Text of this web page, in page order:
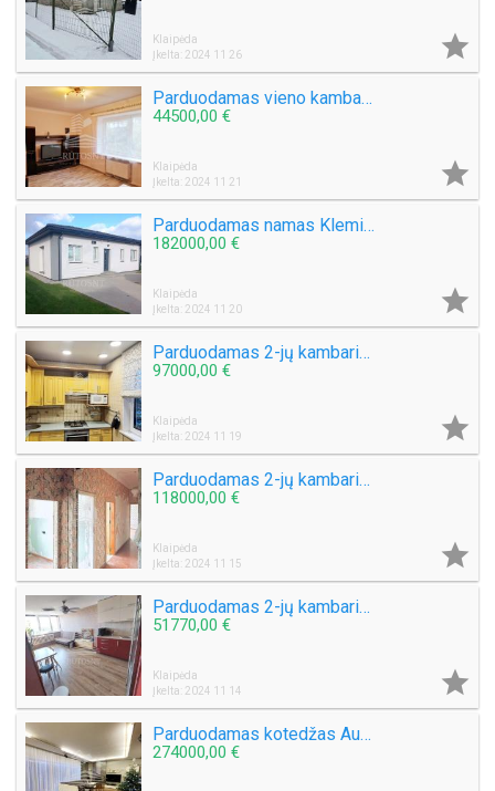
Klaipėda
Įkelta: 2024 11 26

Parduodamas vieno kambario butas Žalgirio g.
44500,00 €
Klaipėda
Įkelta: 2024 11 21

Parduodamas namas Klemiškės II k.
182000,00 €
Klaipėda
Įkelta: 2024 11 20

Parduodamas 2-jų kambarių su holu butas Varpų g.
97000,00 €
Klaipėda
Įkelta: 2024 11 19

Parduodamas 2-jų kambarių butas S. Nėries g.
118000,00 €
Klaipėda
Įkelta: 2024 11 15

Parduodamas 2-jų kambarių butas Gargžduose, Turgaus g.
51770,00 €
Klaipėda
Įkelta: 2024 11 14

Parduodamas kotedžas Aukštkiemių k.
274000,00 €